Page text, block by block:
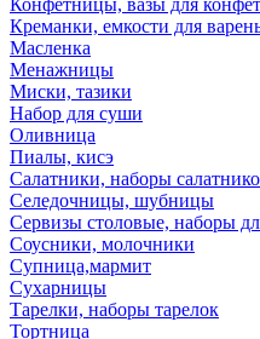
Конфетницы, вазы для конфет
Креманки, емкости для
Масленка
Менажницы
Миски, тазики
Набор для суши
Оливница
Пиалы, кисэ
Салатники, наборы
Селедочницы, шубницы
Сервизы столовые, наборы
Соусники, молочники
Супница,мармит
Сухарницы
Тарелки, наборы тарелок
Тортница